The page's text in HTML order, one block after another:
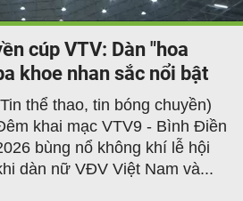
Video
cúp VTV: Dàn "hoa
khoe nhan sắc nổi bật
thể thao, tin bóng chuyền)
khai mạc VTV9 - Bình Điền
bùng nổ không khí lễ hội
dàn nữ VĐV Việt Nam và...